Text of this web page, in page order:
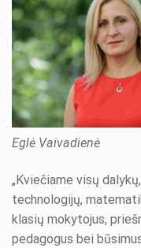
Eglė Vaivadienė
„Kviečiame visų
technologijų,
klasių mokytojus,
pedagogus bei